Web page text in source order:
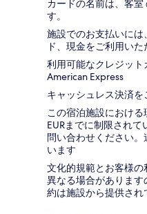
カードの名前は、客
す。
施設でのお支払いに
ド、現金をご利用いた
利用可能なクレジット
American Express
キャッシュレス決済を
この宿泊施設におけ
EURまでに制限され
問い合わせください
います
文化的規範とお客様
異なる場合がありま
約は施設から提供され